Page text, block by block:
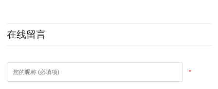
在线留言
*